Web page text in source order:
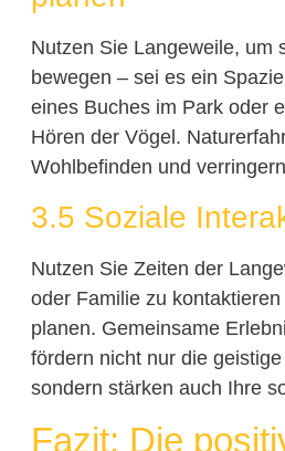
Nutzen Sie Langeweile, um
bewegen – sei es ein
eines Buches im Park oder
Hören der Vögel.
Wohlbefinden und
3.5 Soziale
Nutzen Sie Zeiten der
oder Familie zu
planen. Gemeinsame
fördern nicht nur die
sondern stärken auch Ihre
Fazit: Die